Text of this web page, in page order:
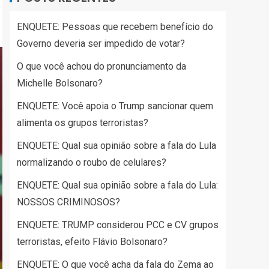
ENQUETE: Pessoas que recebem benefício do
Governo deveria ser impedido de votar?
O que você achou do pronunciamento da
Michelle Bolsonaro?
ENQUETE: Você apoia o Trump sancionar quem
alimenta os grupos terroristas?
ENQUETE: Qual sua opinião sobre a fala do Lula
normalizando o roubo de celulares?
ENQUETE: Qual sua opinião sobre a fala do Lula:
NOSSOS CRIMINOSOS?
ENQUETE: TRUMP considerou PCC e CV grupos
terroristas, efeito Flávio Bolsonaro?
ENQUETE: O que você acha da fala do Zema ao